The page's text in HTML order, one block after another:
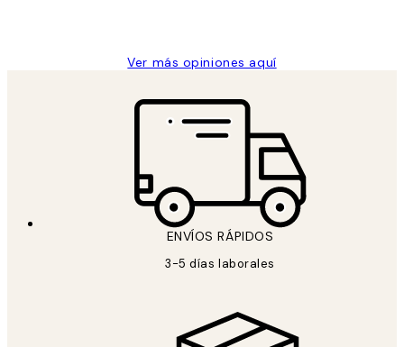
Ver más opiniones aquí
ENVÍOS RÁPIDOS
3-5 días laborales